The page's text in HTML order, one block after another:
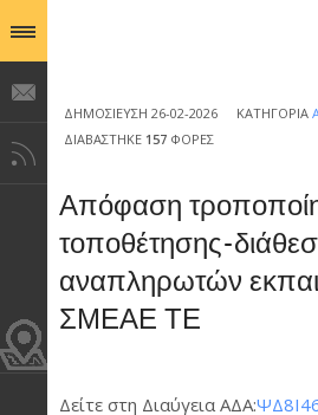
ΔΗΜΟΣΊΕΥΣΗ 26-02-2026 ΚΑΤΗΓΟΡΊΑ
ΔΙΑΒΆΣΤΗΚΕ 157 ΦΟΡΈΣ
Απόφαση
τοποθέτησης-
αναπληρωτών
ΣΜΕΑΕ ΤΕ
Δείτε στη Διαύγεια ΑΔΑ: